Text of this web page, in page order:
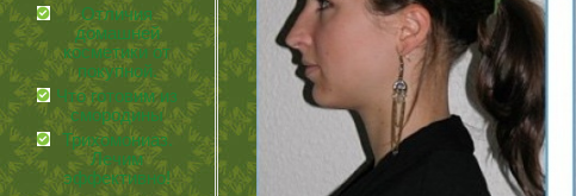
Отличия
домашней
косметики от
покупной.
Что готовим из
смородины
Трихомониаз.
Лечим
эффективно!